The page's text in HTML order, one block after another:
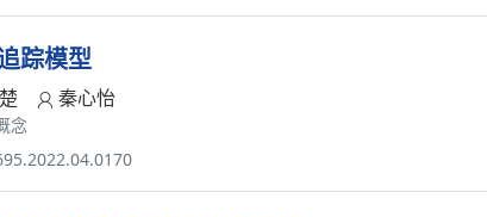
踪模型
秦心怡
念